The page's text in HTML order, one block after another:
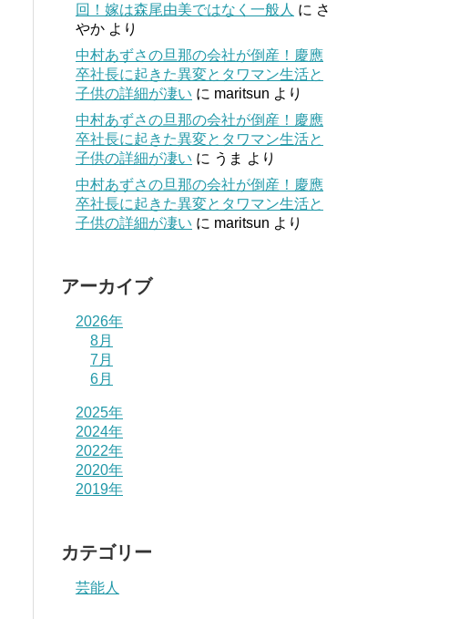
回！嫁は森尾由美ではなく一般人 に さ
やか より
中村あずさの旦那の会社が倒産！慶應
卒社長に起きた異変とタワマン生活と
子供の詳細が凄い に maritsun より
中村あずさの旦那の会社が倒産！慶應
卒社長に起きた異変とタワマン生活と
子供の詳細が凄い に うま より
中村あずさの旦那の会社が倒産！慶應
卒社長に起きた異変とタワマン生活と
子供の詳細が凄い に maritsun より
アーカイブ
2026年
8月
7月
6月
2025年
2024年
2022年
2020年
2019年
カテゴリー
芸能人